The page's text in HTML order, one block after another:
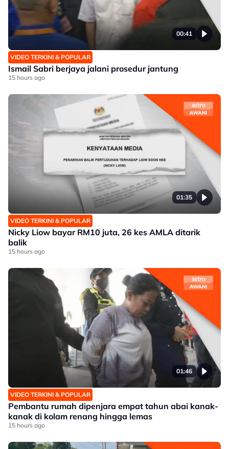
00:41
VIDEO TERKINI & POPULAR
Ismail Sabri berjaya jalani prosedur jantung
15 hours ago
01:35
VIDEO TERKINI & POPULAR
Nicky Liow bayar RM10 juta, 26 kes AMLA ditarik
balik
15 hours ago
01:46
VIDEO TERKINI & POPULAR
Pembantu rumah dipenjara empat tahun abai kanak-
kanak di kolam renang hingga lemas
15 hours ago